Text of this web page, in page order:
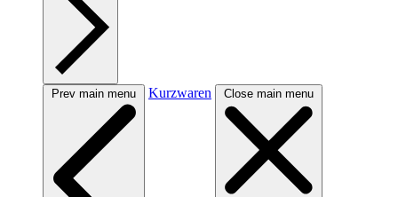
Prev main menu Kurzwaren Close main menu